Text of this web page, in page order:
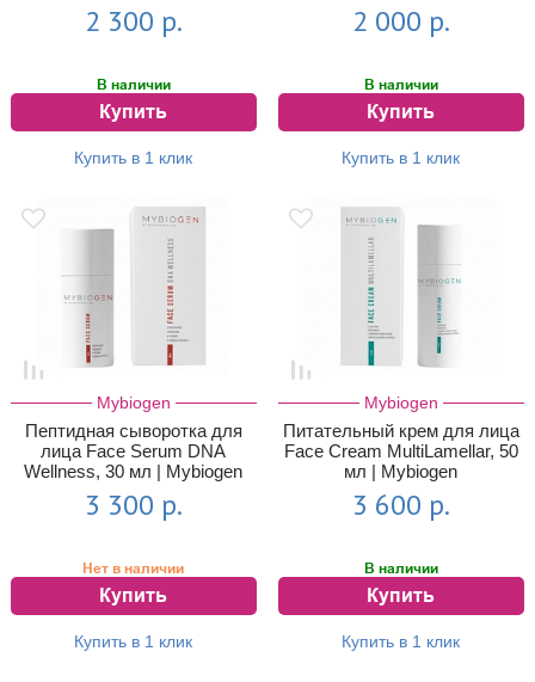
2 300 р.
В наличии
Купить
Купить в 1 клик
2 000 р.
В наличии
Купить
Купить в 1 клик
Mybiogen
Пептидная сыворотка для
лица Face Serum DNA
Wellness, 30 мл | Mybiogen
3 300 р.
Нет в наличии
Купить
Купить в 1 клик
Mybiogen
Питательный крем для лица
Face Cream MultiLamellar, 50
мл | Mybiogen
3 600 р.
В наличии
Купить
Купить в 1 клик